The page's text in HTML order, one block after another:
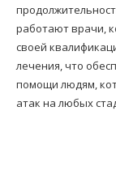
работают врачи,
своей
лечения, что
помощи людям,
атак на любых